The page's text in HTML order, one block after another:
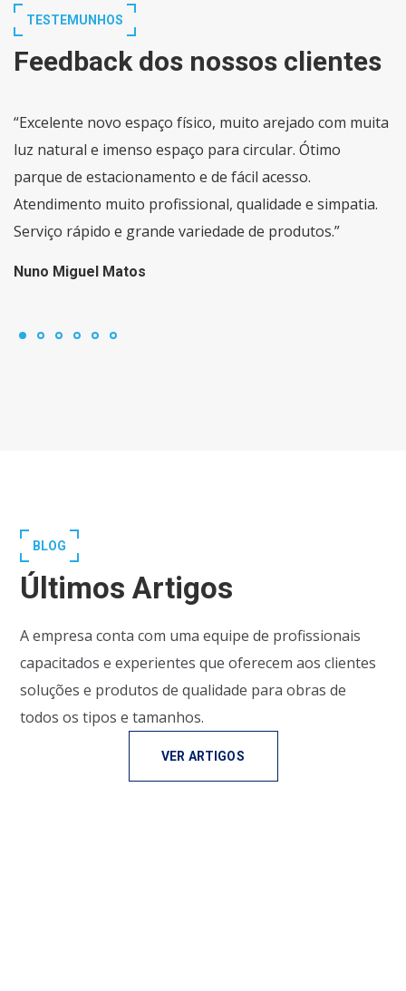
TESTEMUNHOS
Feedback dos nossos clientes
“Excelente novo espaço físico, muito arejado com muita
luz natural e imenso espaço para circular. Ótimo
parque de estacionamento e de fácil acesso.
Atendimento muito profissional, qualidade e simpatia.
Serviço rápido e grande variedade de produtos.”
Nuno Miguel Matos
BLOG
Últimos Artigos
A empresa conta com uma equipe de profissionais
capacitados e experientes que oferecem aos clientes
soluções e produtos de qualidade para obras de
todos os tipos e tamanhos.
VER ARTIGOS